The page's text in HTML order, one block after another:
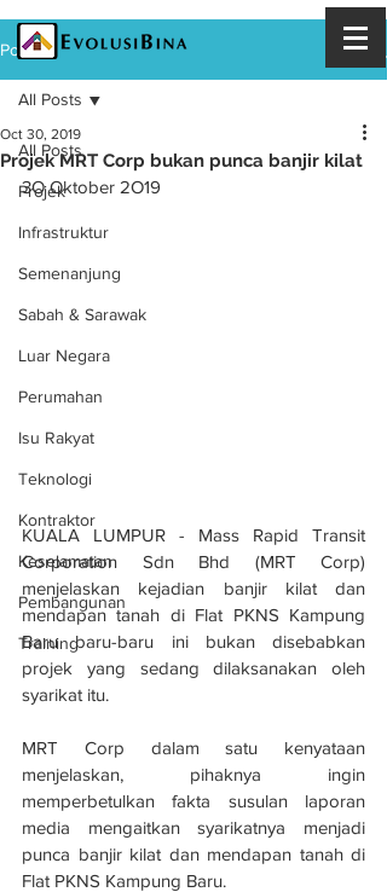
Post
All Posts
Projek
Infrastruktur
Semenanjung
Sabah & Sarawak
Luar Negara
Perumahan
Isu Rakyat
Teknologi
Kontraktor
Keselamatan
Pembangunan
Training
All Posts
Projek MRT Corp bukan punca banjir kilat
Oct 30, 2019
3O Oktober 2O19
KUALA LUMPUR - Mass Rapid Transit
Corporation Sdn Bhd (MRT Corp)
menjelaskan kejadian banjir kilat dan
mendapan tanah di Flat PKNS Kampung
Baru baru-baru ini bukan disebabkan
projek yang sedang dilaksanakan oleh
syarikat itu.
MRT Corp dalam satu kenyataan
menjelaskan, pihaknya ingin
memperbetulkan fakta susulan laporan
media mengaitkan syarikatnya menjadi
punca banjir kilat dan mendapan tanah di
Flat PKNS Kampung Baru.